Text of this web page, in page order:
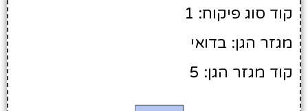
קוד סוג פיקוח: 1
מגזר הגן: בדואי
קוד מגזר הגן: 5